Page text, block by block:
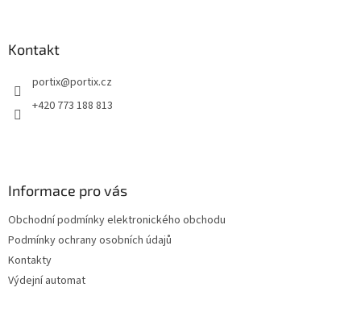
Kontakt
portix@portix.cz
+420 773 188 813
Informace pro vás
Obchodní podmínky elektronického obchodu
Podmínky ochrany osobních údajů
Kontakty
Výdejní automat